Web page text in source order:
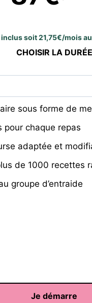
soit 21,75€/mois
CHOISIR LA DURÉE
sous forme de
pour chaque repas
adaptée et
de 1000 recettes
groupe d’entraide
Je démarre